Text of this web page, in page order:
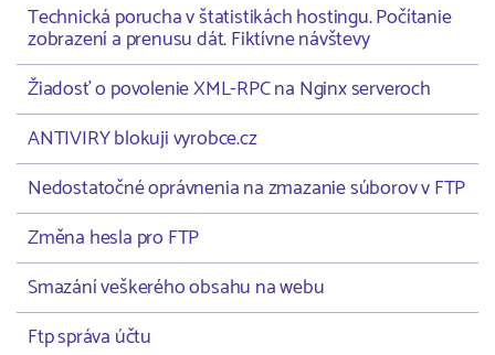
Technická porucha v štatistikách hostingu. Počítanie
zobrazení a prenusu dát. Fiktívne návštevy
Žiadosť o povolenie XML-RPC na Nginx serveroch
ANTIVIRY blokuji vyrobce.cz
Nedostatočné oprávnenia na zmazanie súborov v FTP
Změna hesla pro FTP
Smazání veškerého obsahu na webu
Ftp správa účtu